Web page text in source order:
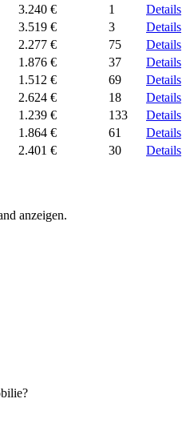
3.240 € 1
Details
3.519 € 3
Details
2.277 € 75
Details
1.876 € 37
Details
1.512 € 69
Details
2.624 € 18
Details
1.239 € 133
Details
1.864 € 61
Details
2.401 € 30 Details
anzeigen.